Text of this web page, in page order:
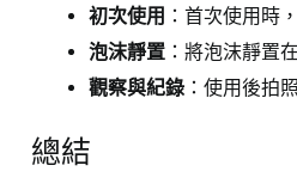
初次使用 ：首次使用時
泡沫靜置 ：將泡沫靜置
觀察與紀錄 ：使用後拍
總結